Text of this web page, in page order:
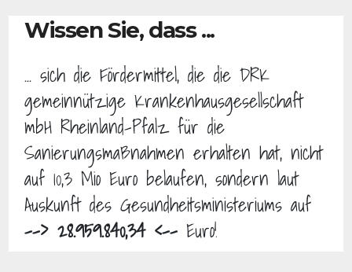
Beiträge
Wissen Sie, dass ...
... sich die Fördermittel, die die DRK
gemeinnützige Krankenhausgesellschaft
mbH Rheinland-Pfalz für die
Sanierungsmaßnahmen erhalten hat, nicht
auf 10,3 Mio Euro belaufen, sondern laut
Auskunft des Gesundheitsministeriums auf
--> 28.959.840,34 <-- Euro!